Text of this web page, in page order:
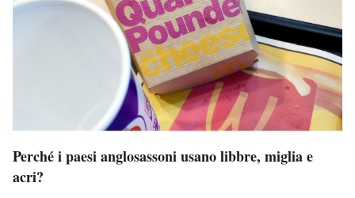
Perché i paesi anglosassoni usano libbre, miglia e
acri?